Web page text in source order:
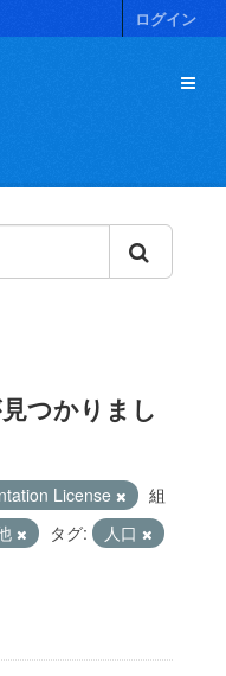
ログイン
つかりまし
License
組
タグ:
人口